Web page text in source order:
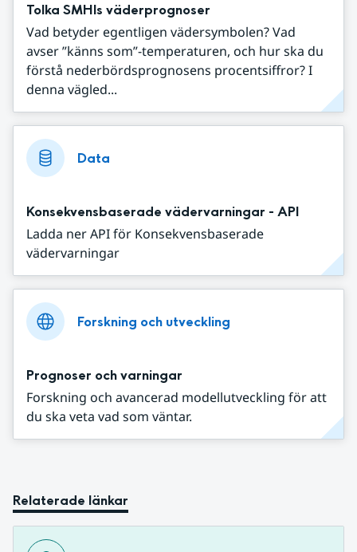
Tolka SMHIs väderprognoser
Vad betyder egentligen vädersymbolen? Vad
avser ”känns som”-temperaturen, och hur ska du
förstå nederbördsprognosens procentsiffror? I
denna vägled...
Data
Konsekvensbaserade vädervarningar - API
Ladda ner API för Konsekvensbaserade
vädervarningar
Forskning och utveckling
Prognoser och varningar
Forskning och avancerad modellutveckling för att
du ska veta vad som väntar.
Relaterade länkar